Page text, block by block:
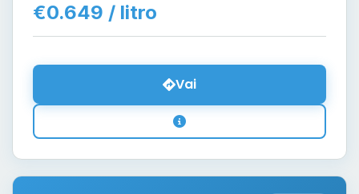
€0.649 / litro
Vai